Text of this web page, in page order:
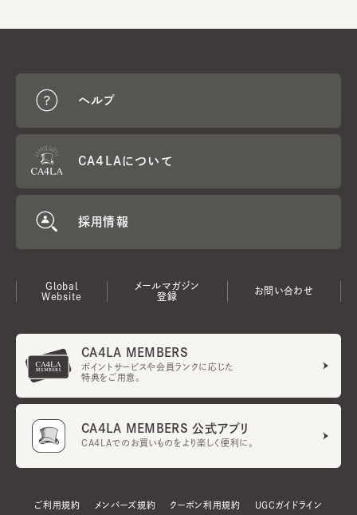
ヘルプ
CA4LAについて
採用情報
Global
Website
メールマガジン
登録
お問い合わせ
CA4LA MEMBERS
ポイントサービスや会員ランクに応じた
特典をご用意。
CA4LA MEMBERS 公式アプリ
CA4LAでのお買いものをより楽しく便利に。
ご利用規約 メンバーズ規約 クーポン利用規約 UGCガイドライン